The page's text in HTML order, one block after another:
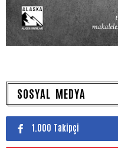
SOSYAL MEDYA
1.000 Takipçi